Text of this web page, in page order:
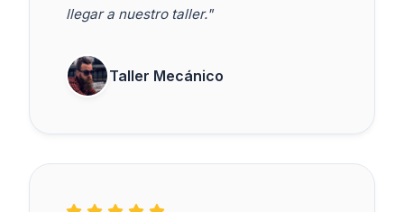
llegar a nuestro taller."
Taller Mecánico